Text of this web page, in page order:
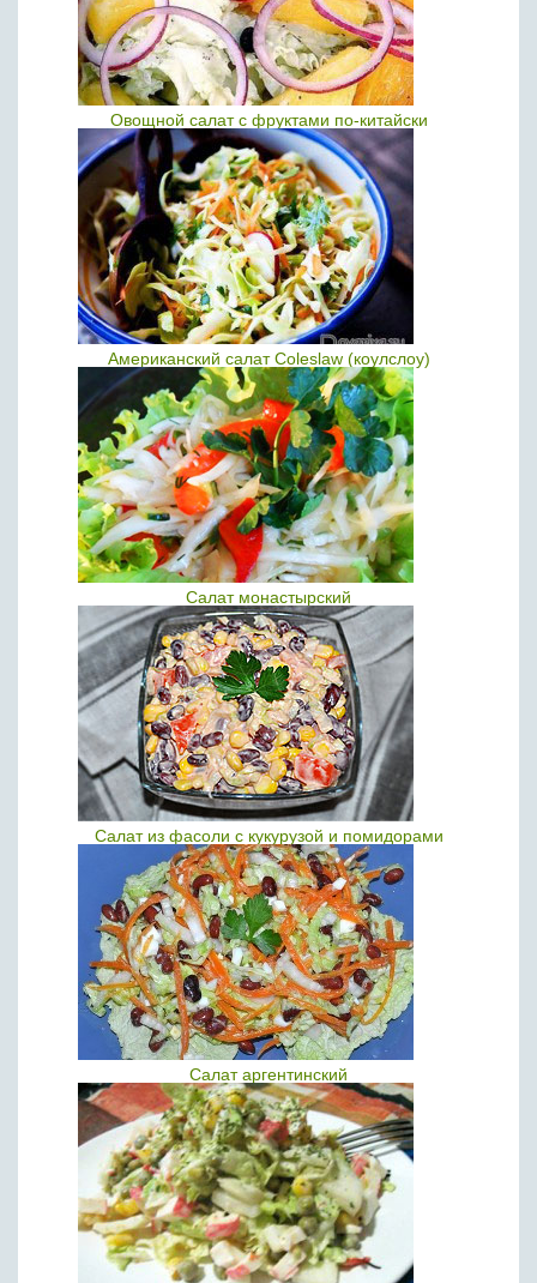
Овощной салат с фруктами по-китайски
Американский салат Coleslaw (коулслоу)
Салат монастырский
Салат из фасоли с кукурузой и помидорами
Салат аргентинский